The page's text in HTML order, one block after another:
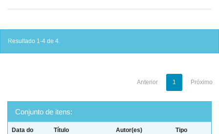
Resultado 1-4 de 4.
Anterior 1 Próximo
Conjunto de itens:
Data do
Título Autor(es) Tipo